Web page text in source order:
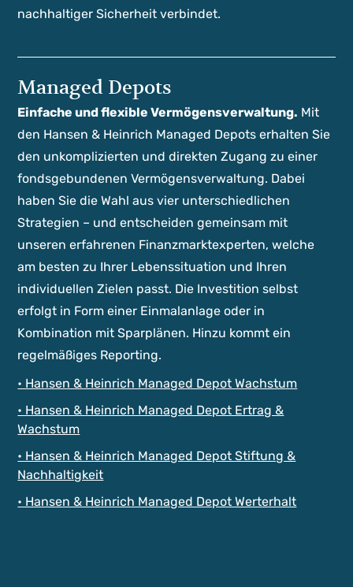
nachhaltiger Sicherheit verbindet.
Managed Depots
Einfache und flexible Vermögensverwaltung. Mit
den Hansen & Heinrich Managed Depots erhalten Sie
den unkomplizierten und direkten Zugang zu einer
fondsgebundenen Vermögensverwaltung. Dabei
haben Sie die Wahl aus vier unterschiedlichen
Strategien – und entscheiden gemeinsam mit
unseren erfahrenen Finanzmarktexperten, welche
am besten zu Ihrer Lebenssituation und Ihren
individuellen Zielen passt. Die Investition selbst
erfolgt in Form einer Einmalanlage oder in
Kombination mit Sparplänen. Hinzu kommt ein
regelmäßiges Reporting.
• Hansen & Heinrich Managed Depot Wachstum
• Hansen & Heinrich Managed Depot Ertrag &
Wachstum
• Hansen & Heinrich Managed Depot Stiftung &
Nachhaltigkeit
• Hansen & Heinrich Managed Depot Werterhalt